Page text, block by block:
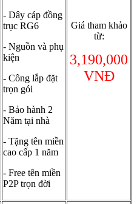
- Dây cáp đồng
trục RG6
- Nguồn và phụ
kiện
- Công lắp đặt
trọn gói
- Bảo hành 2
Năm tại nhà
- Tặng tên miền
cao cấp 1 năm
- Free tên miền
P2P trọn đời
Giá tham khảo
từ:
3,190,000
VNĐ